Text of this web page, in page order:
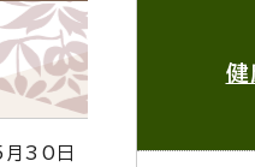
30日
健